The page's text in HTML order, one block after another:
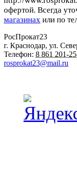
офертой. Всегда
магазинах или по
РосПрокат23
г. Краснодар, ул.
Телефон: 8 861 201-
rosprokat23@mail.ru